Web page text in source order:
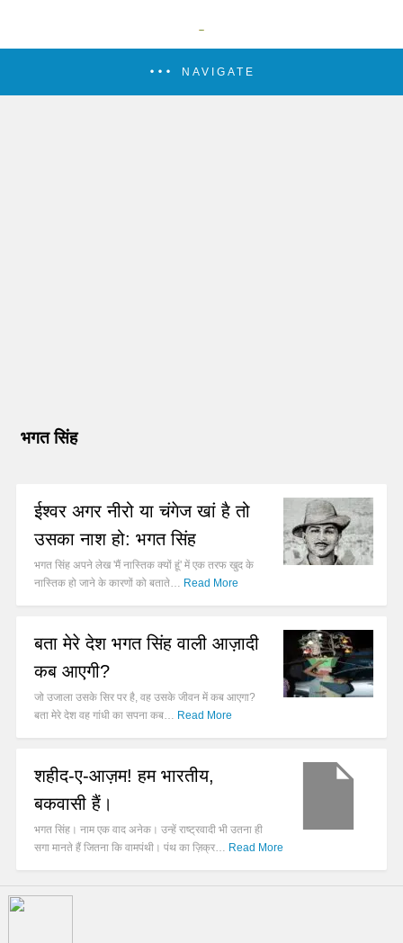
NAVIGATE
भगत सिंह
ईश्वर अगर नीरो या चंगेज खां है तो
उसका नाश हो: भगत सिंह
भगत सिंह अपने लेख 'मैं नास्तिक क्यों हूं' में एक तरफ खुद के
नास्तिक हो जाने के कारणों को बताते… Read More
बता मेरे देश भगत सिंह वाली आज़ादी
कब आएगी?
जो उजाला उसके सिर पर है, वह उसके जीवन में कब आएगा?
बता मेरे देश वह गांधी का सपना कब… Read More
शहीद-ए-आज़म! हम भारतीय,
बकवासी हैं।
भगत सिंह। नाम एक वाद अनेक। उन्हें राष्ट्रवादी भी उतना ही
सगा मानते हैं जितना कि वामपंथी। पंथ का ज़िक्र… Read More